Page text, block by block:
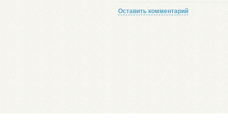
Оставить комментарий